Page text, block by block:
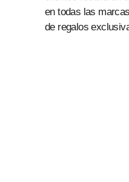
en todas las
de regalos